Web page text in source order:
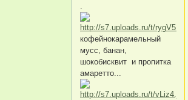
кофейнокарамельный
мусс, банан,
шокобисквит и пропитка
амаретто...